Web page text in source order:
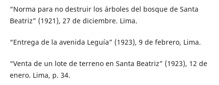
“Norma para no destruir los árboles del bosque de Santa
Beatriz” (1921), 27 de diciembre. Lima.
“Entrega de la avenida Leguía” (1923), 9 de febrero, Lima.
“Venta de un lote de terreno en Santa Beatriz” (1923), 12 de
enero. Lima, p. 34.